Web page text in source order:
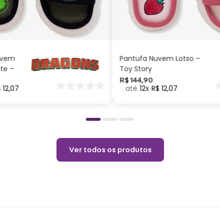
–
12,07
G M
ADICIONAR AO
Pantufa Nuvem Lotso –
Toy Story
R$ 144,90
12 R$ 12,07
G P
ADICIONAR AO
Ver todos os produtos